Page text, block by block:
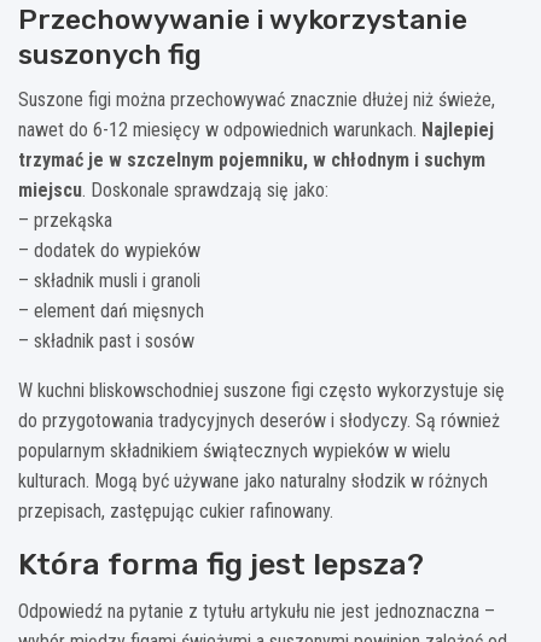
Przechowywanie i wykorzystanie
suszonych fig
Suszone figi można przechowywać znacznie dłużej niż świeże,
nawet do 6-12 miesięcy w odpowiednich warunkach. Najlepiej
trzymać je w szczelnym pojemniku, w chłodnym i suchym
miejscu. Doskonale sprawdzają się jako:
– przekąska
– dodatek do wypieków
– składnik musli i granoli
– element dań mięsnych
– składnik past i sosów
W kuchni bliskowschodniej suszone figi często wykorzystuje się
do przygotowania tradycyjnych deserów i słodyczy. Są również
popularnym składnikiem świątecznych wypieków w wielu
kulturach. Mogą być używane jako naturalny słodzik w różnych
przepisach, zastępując cukier rafinowany.
Która forma fig jest lepsza?
Odpowiedź na pytanie z tytułu artykułu nie jest jednoznaczna –